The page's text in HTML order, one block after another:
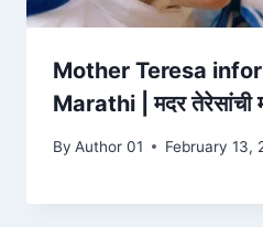
Mother Teresa
Marathi | मदर तेरेसांची
By Author 01 February 13,